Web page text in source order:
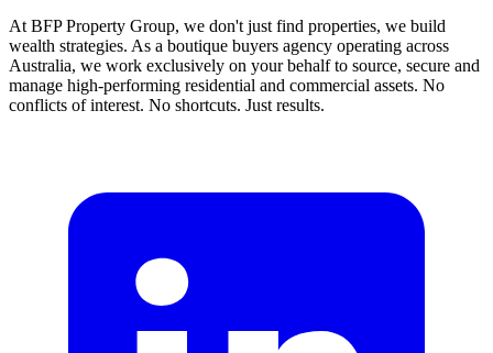
At BFP Property Group, we don't just find properties, we build
wealth strategies. As a boutique buyers agency operating across
Australia, we work exclusively on your behalf to source, secure and
manage high-performing residential and commercial assets. No
conflicts of interest. No shortcuts. Just results.​​​​‌ ‍ ​‍​‍‌‍ ‌ ​‍‌‍‍‌‌‍‌ ‌‍‍‌‌‍ ‍​‍​‍​ ‍‍​‍​‍‌ ​ ‌‍​‌‌‍ ‍‌‍‍‌‌ ‌​‌ ‍‌​‍ ‍‌‍‍‌‌‍ ​‍​‍​‍ ​​‍​‍‌‍‍​‌ ​‍‌‍‌‌‌‍‌‍​‍​‍​ ‍‍​‍​‍‌‍‍​‌ ‌​‌ ‌​‌ ​​‌ ​ ​ ‍‍​‍ ​‍ ‌‍​‍‌‍‌‍‌ ​​​‍ ‌‌ ​​‌ ​‍‌‍ ‌ ​​‌‍‌‌‌ ​‍‌ ‌​‌ ‍‌​‍ ‌‌‍‌ ‌ ​‍‌‍ ‌ ‌‌‌ ​​​‍ ‍‌ ‌‍‌‍‌‌‌ ​‍‌‍​ ‌‍‌‌‌‍ ​​‍ ‍‌‍​‌‌ ​​‌ ​​​‍ ‌ ​ ‌ ‌​‌ ‌‌‌‍‌​‌‍‍‌‌‍ ​‍ ‌‍‍‌‌‍ ‍‌ ‌​‌‍‌‌‌‍ ‍‌ ‌​​‍ ‌‍‌‌‌‍‌​‌‍‍‌‌ ‌​​‍ ‌‍ ‌‌‍ ‌‍‌​‌‍‌‌​ ‌‌ ​​‌ ​‍‌‍‌‌‌ ​ ‌‍‌‌‌‍ ‍‌ ‌​‌‍​‌‌ ‌​‌‍‍‌‌‍ ‌‍ ‍​ ‍ ‌‍‍‌‌‍‌​​ ‌‌ ​ ‌‍‍‌‌ ‌​‌‍‌‌‌‌​ ‌‍‌‌‌ ‌​‌ ‌​‌‍‍‌‌‍ ‍‌‍‌ ‌ ​ ​ ‍ ‌ ‌​‌ ‍‌‌ ​​‌‍‌‌​ ‌‌ ​ ‌‍‍‌‌ ‌​‌‍‌‌‌‌​ ‌‍‌‌‌ ‌​‌ ‌​‌‍‍‌‌‍ ‍‌‍‌ ‌ ​ ​ ‍ ‌ ​​‌‍​‌‌ ‌​‌‍‍​​ ‌‌‍‌​‌‍‌‌‌ ​ ‌‍​ ‌ ​‍‌‍‍‌‌ ​​‌ ‌​‌‍‍‌‌‍ ‌‍ ‍​ ‌‍​‍‌‍​‌‌ ​ ‌‍‌‌‌‌‌‌‌ ​‍‌‍ ​​ ‌‌‍‍​‌ ‌​‌ ‌​‌ ​​‌ ​ ​‍‌‌​ ​ ‌​​‌​‍‌‌​ ​‍‌​‌‍​‍‌‌​ ​‍‌​‌‍‌‍​‍‌‍‌‍‌ ​​​‍ ‌‌ ​​‌ ​‍‌‍ ‌ ​​‌‍‌‌‌ ​‍‌ ‌​‌ ‍‌​‍ ‌‌‍‌ ‌ ​‍‌‍ ‌ ‌‌‌ ​​​‍ ‍‌ ‌‍‌‍‌‌‌ ​‍‌‍​ ‌‍‌‌‌‍ ​​‍ ‍‌‍​‌‌ ​​‌ ​​​‍‌‌​ ​‍‌​‌‍‌ ​ ‌ ‌​‌ ‌‌‌‍‌​‌‍‍‌‌‍ ​‍‌‍‌‍‍‌‌‍‌​​ ‌‌ ​ ‌‍‍‌‌ ‌​‌‍‌‌‌‌​ ‌‍‌‌‌ ‌​‌ ‌​‌‍‍‌‌‍ ‍‌‍‌ ‌ ​ ​‍‌‍‌ ‌​‌ ‍‌‌ ​​‌‍‌‌​ ‌‌ ​ ‌‍‍‌‌ ‌​‌‍‌‌‌‌​ ‌‍‌‌‌ ‌​‌ ‌​‌‍‍‌‌‍ ‍‌‍‌ ‌ ​ ​‍‌‍‌ ​​‌‍​‌‌ ‌​‌‍‍​​ ‌‌‍‌​‌‍‌‌‌ ​ ‌‍​ ‌ ​‍‌‍‍‌‌ ​​‌ ‌​‌‍‍‌‌‍ ‌‍ ‍​‍‌‍‌ ​​‌‍‌‌‌ ​‍‌ ​ ‌ ​​‌‍‌‌‌‍​ ‌ ‌​‌‍‍‌‌ ‌‍‌‍‌‌​ ‌‌ ​​‌ ‌‌‌‍​‍‌‍ ​‌‍‍‌‌ ​ ‌‍‍​‌‍‌‌‌‍‌​​‍​‍‌ ‌